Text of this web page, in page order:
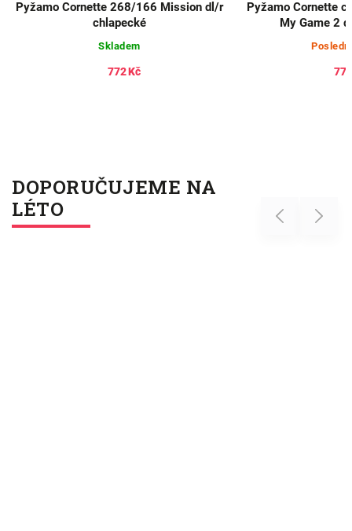
Pyžamo Cornette 268/166 Mission dl/r
chlapecké
Skladem
772 Kč
Pyžamo Cornette
My Game 2
DOPORUČUJEME NA
LÉTO
Previous Next